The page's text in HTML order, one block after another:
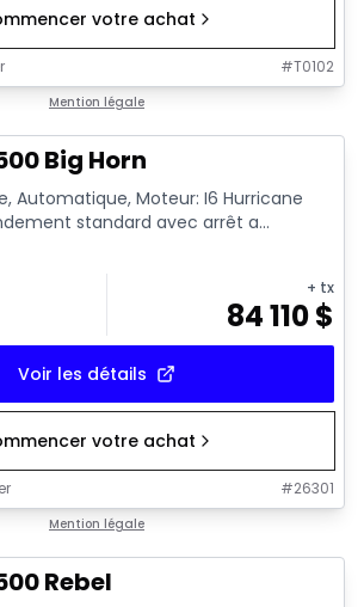
votre achat
#T0102
Mention légale
Big Horn
Automatique, Moteur: I6 Hurricane
standard avec arrêt a...
+ tx
84 110$
Voir les détails
votre achat
#26301
Mention légale
Rebel